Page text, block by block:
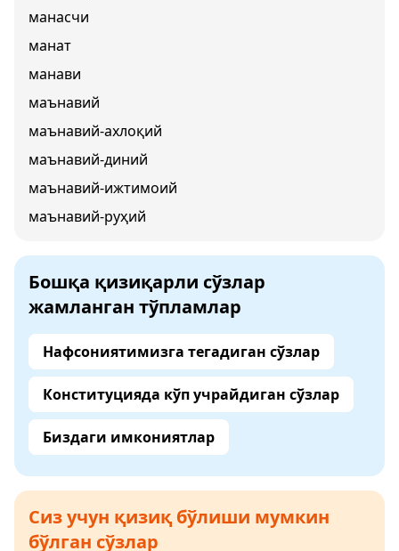
манасчи
манат
манави
маънавий
маънавий-ахлоқий
маънавий-диний
маънавий-ижтимоий
маънавий-руҳий
Бошқа қизиқарли сўзлар
жамланган тўпламлар
Нафсониятимизга тегадиган сўзлар
Конституцияда кўп учрайдиган сўзлар
Биздаги имкониятлар
Сиз учун қизиқ бўлиши мумкин
бўлган сўзлар